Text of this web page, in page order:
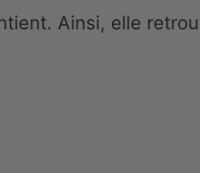
Ainsi, elle